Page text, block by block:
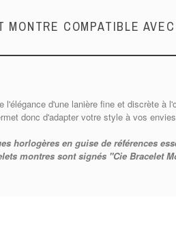
MONTRE COMPATIBLE
l'élégance d'une lanière fine et discrète à
donc d'adapter votre style à vos
horlogères en guise de références
montres sont signés "Cie Bracelet